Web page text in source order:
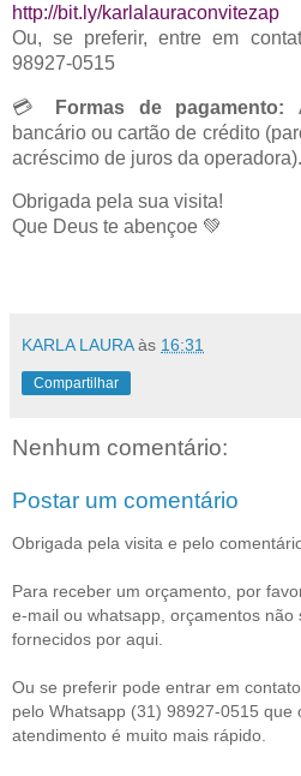
http://bit.ly/karlalauraconvitezap
Ou, se preferir, entre em
98927-0515
💳 Formas de pagamento:
bancário ou cartão de crédito
acréscimo de juros da operadora).
Obrigada pela sua visita!
Que Deus te abençoe 💚
KARLA LAURA às 16:31
Compartilhar
Nenhum comentário:
Postar um comentário
Obrigada pela visita e pelo
Para receber um orçamento, por
e-mail ou whatsapp, orçamentos não
fornecidos por aqui.
Ou se preferir pode entrar em
pelo Whatsapp (31) 98927-0515 que
atendimento é muito mais rápido.